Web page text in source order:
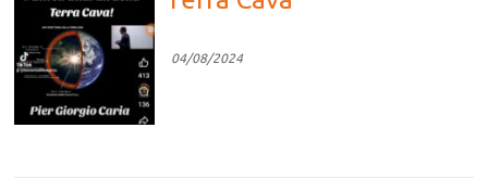
04/08/2024